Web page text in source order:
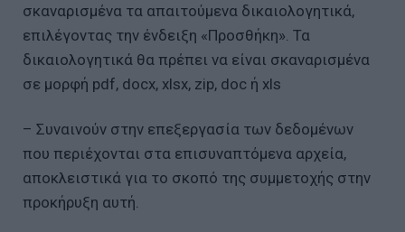
σκαναρισμένα τα απαιτούμενα δικαιολογητικά,
επιλέγοντας την ένδειξη «Προσθήκη». Τα
δικαιολογητικά θα πρέπει να είναι σκαναρισμένα
σε μορφή pdf, docx, xlsx, zip, doc ή xls
– Συναινούν στην επεξεργασία των δεδομένων
που περιέχονται στα επισυναπτόμενα αρχεία,
αποκλειστικά για το σκοπό της συμμετοχής στην
προκήρυξη αυτή.